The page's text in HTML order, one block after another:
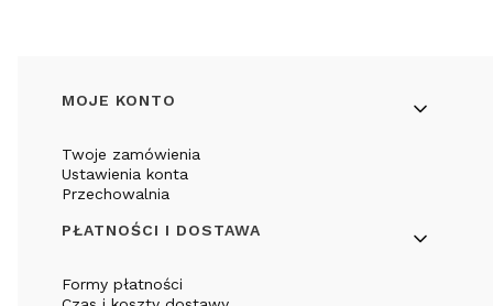
Linki w stopce
MOJE KONTO
Twoje zamówienia
Ustawienia konta
Przechowalnia
PŁATNOŚCI I DOSTAWA
Formy płatności